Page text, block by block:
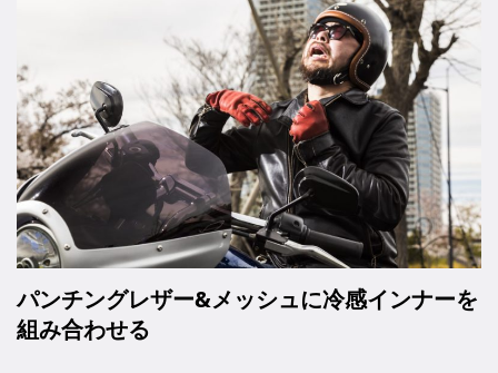
パンチングレザー&メッシュに冷感インナーを
組み合わせる